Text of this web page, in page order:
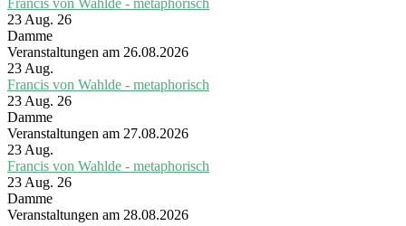
23 Aug. 26
Damme
Veranstaltungen am 26.08.2026
23 Aug.
Francis von Wahlde - metaphorisch
23 Aug. 26
Damme
Veranstaltungen am 27.08.2026
23 Aug.
Francis von Wahlde - metaphorisch
23 Aug. 26
Damme
Veranstaltungen am 28.08.2026